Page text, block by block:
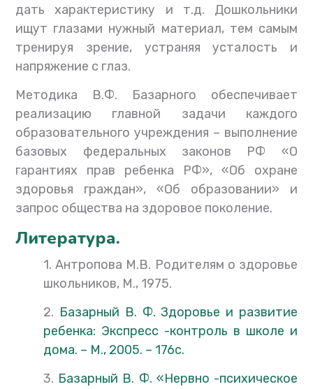
дать характеристику и т.д. Дошкольники
ищут глазами нужный материал, тем самым
тренируя зрение, устраняя усталость и
напряжение с глаз.
Методика В.Ф. Базарного обеспечивает
реализацию главной задачи каждого
образовательного учреждения – выполнение
базовых федеральных законов РФ «О
гарантиях прав ребенка РФ», «Об охране
здоровья граждан», «Об образовании» и
запрос общества на здоровое поколение.
Литература.
1. Антропова М.В. Родителям о здоровье
школьников, М., 1975.
2. Базарный В. Ф. Здоровье и развитие
ребенка: Экспресс -контроль в школе и
дома. – М., 2005. – 176с.
3. Базарный В. Ф. «Нервно -психическое